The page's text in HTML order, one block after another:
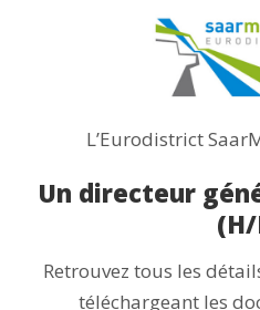
L’Eurodistrict
Un directeur
(H/
Retrouvez tous les
téléchargeant les